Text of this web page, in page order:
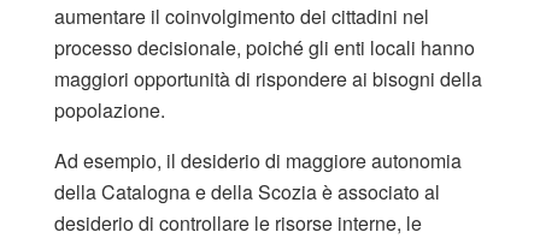
aumentare il coinvolgimento dei cittadini nel
processo decisionale, poiché gli enti locali hanno
maggiori opportunità di rispondere ai bisogni della
popolazione.
Ad esempio, il desiderio di maggiore autonomia
della Catalogna e della Scozia è associato al
desiderio di controllare le risorse interne, le